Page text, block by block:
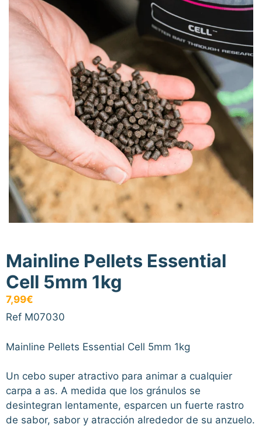
Mainline Pellets Essential
Cell 5mm 1kg
7,99€
Ref M07030
Mainline Pellets Essential Cell 5mm 1kg
Un cebo super atractivo para animar a cualquier
carpa a as. A medida que los gránulos se
desintegran lentamente, esparcen un fuerte rastro
de sabor, sabor y atracción alrededor de su anzuelo.